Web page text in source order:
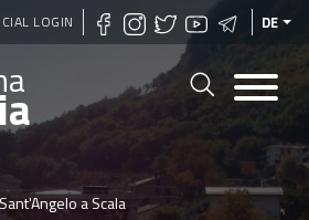
Direkt
zum
LOGIN DE
Sant'Angelo a Scala